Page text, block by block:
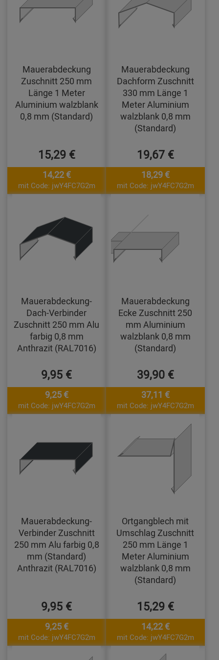
Mauerabdeckung
Zuschnitt 250 mm
Länge 1 Meter
Aluminium walzblank
0,8 mm (Standard)
15,29 €
14,22 €
mit Code: jwY4FC7G2m
Mauerabdeckung
Dachform Zuschnitt
330 mm Länge 1
Meter Aluminium
walzblank 0,8 mm
(Standard)
19,67 €
18,29 €
mit Code: jwY4FC7G2m
Mauerabdeckung-
Dach-Verbinder
Zuschnitt 250 mm Alu
farbig 0,8 mm
Anthrazit (RAL7016)
9,95 €
9,25 €
mit Code: jwY4FC7G2m
Mauerabdeckung
Ecke Zuschnitt 250
mm Aluminium
walzblank 0,8 mm
(Standard)
39,90 €
37,11 €
mit Code: jwY4FC7G2m
Mauerabdeckung-
Verbinder Zuschnitt
250 mm Alu farbig 0,8
mm (Standard)
Anthrazit (RAL7016)
9,95 €
9,25 €
mit Code: jwY4FC7G2m
Ortgangblech mit
Umschlag Zuschnitt
250 mm Länge 1
Meter Aluminium
walzblank 0,8 mm
(Standard)
15,29 €
14,22 €
mit Code: jwY4FC7G2m